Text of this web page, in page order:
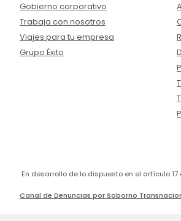
Gobierno corporativo
Trabaja con nosotros
Viajes para tu empresa
Grupo Éxito
En desarrollo de lo dispuesto en el artículo
Canal de Denuncias por Soborno